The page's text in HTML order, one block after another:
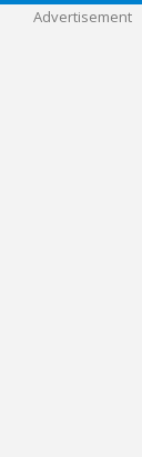
Advertisement